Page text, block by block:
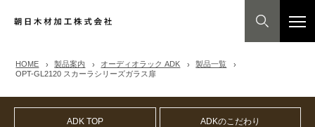
HOME 製品案内 オーディオラック ADK
製品一覧
OPT-GL2120 スカーラシリーズガラス扉
ADK TOP ADKのこだわり